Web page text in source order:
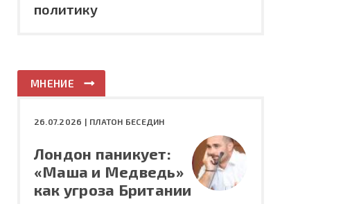
политику
МНЕНИЕ
26.07.2026 | ПЛАТОН БЕСЕДИН
Лондон паникует:
«Маша и Медведь»
как угроза Британии